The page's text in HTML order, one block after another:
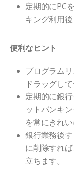
定期的にPC
キング利用
便利なヒント
プログラム
ドラッグし
定期的に銀
ットバンキ
を常にきれい
銀行業務後
に削除すれ
立ちます。